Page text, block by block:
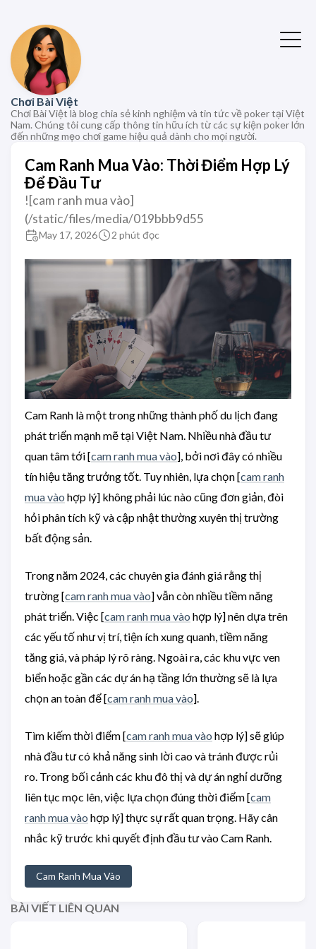
Chơi Bài Việt
Chơi Bài Việt là blog chia sẻ kinh nghiệm và tin tức về poker tại Việt
Nam. Chúng tôi cung cấp thông tin hữu ích từ các sự kiện poker lớn
đến những mẹo chơi game hiệu quả dành cho mọi người.
Cam Ranh Mua Vào: Thời Điểm Hợp Lý
Để Đầu Tư
![cam ranh mua vào]
(/static/files/media/019bbb9d55
May 17, 2026 2 phút đọc
Cam Ranh là một trong những thành phố du lịch đang
phát triển mạnh mẽ tại Việt Nam. Nhiều nhà đầu tư
quan tâm tới [cam ranh mua vào], bởi nơi đây có nhiều
tín hiệu tăng trưởng tốt. Tuy nhiên, lựa chọn [cam ranh
mua vào hợp lý] không phải lúc nào cũng đơn giản, đòi
hỏi phân tích kỹ và cập nhật thường xuyên thị trường
bất động sản.
Trong năm 2024, các chuyên gia đánh giá rằng thị
trường [cam ranh mua vào] vẫn còn nhiều tiềm năng
phát triển. Việc [cam ranh mua vào hợp lý] nên dựa trên
các yếu tố như vị trí, tiện ích xung quanh, tiềm năng
tăng giá, và pháp lý rõ ràng. Ngoài ra, các khu vực ven
biển hoặc gần các dự án hạ tầng lớn thường sẽ là lựa
chọn an toàn để [cam ranh mua vào].
Tìm kiếm thời điểm [cam ranh mua vào hợp lý] sẽ giúp
nhà đầu tư có khả năng sinh lời cao và tránh được rủi
ro. Trong bối cảnh các khu đô thị và dự án nghỉ dưỡng
liên tục mọc lên, việc lựa chọn đúng thời điểm [cam
ranh mua vào hợp lý] thực sự rất quan trọng. Hãy cân
nhắc kỹ trước khi quyết định đầu tư vào Cam Ranh.
Cam Ranh Mua Vào
BÀI VIẾT LIÊN QUAN